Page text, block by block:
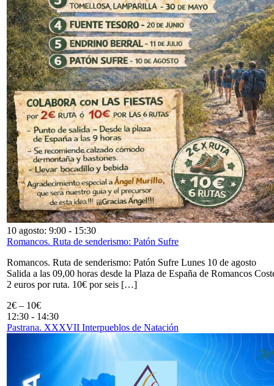
10 agosto: 9:00 - 15:30
Romancos. Ruta de senderismo: Patón Sufre
Romancos. Ruta de senderismo: Patón Sufre Lunes 10 de agosto
Salida a las 09,00 horas desde la Plaza de España de Romancos
2 euros por ruta. 10€ por seis […]
2€ – 10€
12:30 - 14:30
Pastrana. XXXVII Interpueblos de Natación